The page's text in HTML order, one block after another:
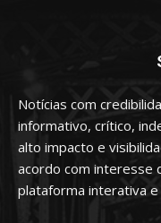
Notícias com
informativo, crítico,
alto impacto e
acordo com interesse
plataforma interativa e